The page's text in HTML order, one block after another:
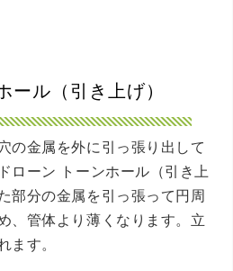
ール（引き上げ）
の金属を外に引っ張り出して
ローン トーンホール（引き上
部分の金属を引っ張って円周
、管体より薄くなります。立
ます。